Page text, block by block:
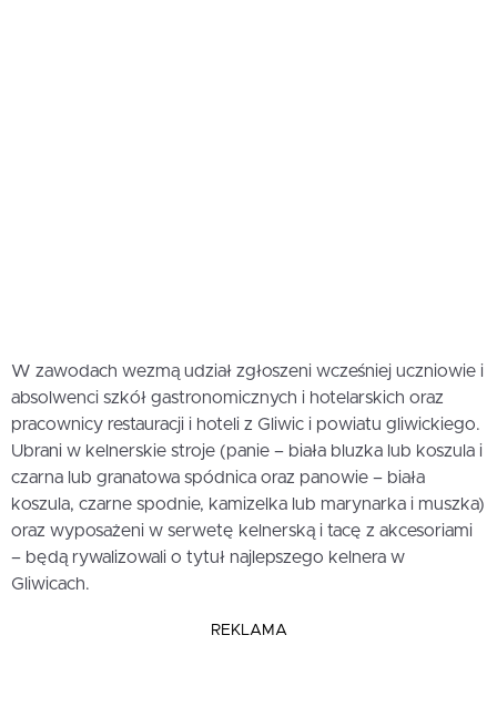
W zawodach wezmą udział zgłoszeni wcześniej uczniowie i
absolwenci szkół gastronomicznych i hotelarskich oraz
pracownicy restauracji i hoteli z Gliwic i powiatu gliwickiego.
Ubrani w kelnerskie stroje (panie – biała bluzka lub koszula i
czarna lub granatowa spódnica oraz panowie – biała
koszula, czarne spodnie, kamizelka lub marynarka i muszka)
oraz wyposażeni w serwetę kelnerską i tacę z akcesoriami
– będą rywalizowali o tytuł najlepszego kelnera w
Gliwicach.
REKLAMA